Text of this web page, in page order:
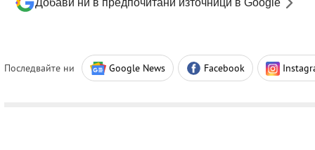
Добави ни в предпочитани източници в Google
Последвайте ни Google News Facebook